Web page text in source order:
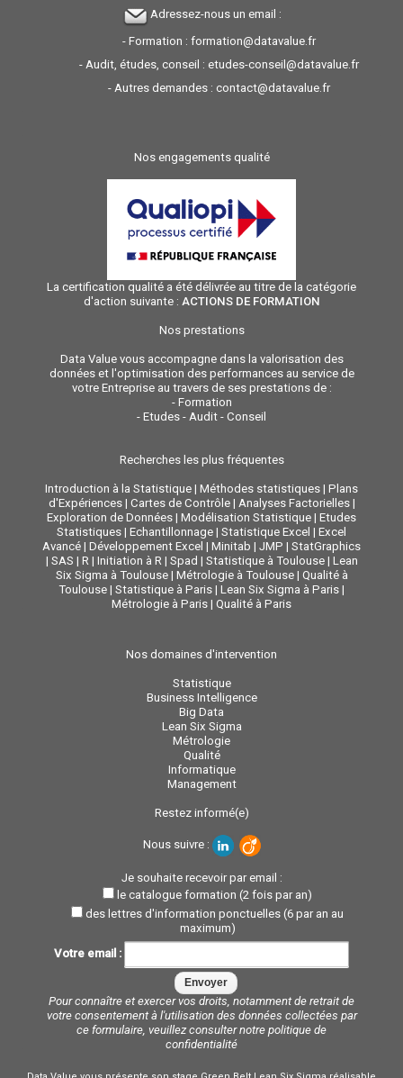
Adressez-nous un email :
- Formation : formation@datavalue.fr
- Audit, études, conseil : etudes-conseil@datavalue.fr
- Autres demandes : contact@datavalue.fr
Nos engagements qualité
La certification qualité a été délivrée au titre de la catégorie
d'action suivante : ACTIONS DE FORMATION
Nos prestations
Data Value vous accompagne dans la valorisation des
données et l'optimisation des performances au service de
votre Entreprise au travers de ses prestations de :
- Formation
- Etudes - Audit - Conseil
Recherches les plus fréquentes
Introduction à la Statistique | Méthodes statistiques | Plans
d'Expériences| Cartes de Contrôle| Analyses Factorielles|
Exploration de Données | Modélisation Statistique | Etudes
Statistiques | Echantillonnage | Statistique Excel | Excel
Avancé | Développement Excel | Minitab | JMP | StatGraphics
| SAS | R | Initiation à R | Spad | Statistique à Toulouse| Lean
Six Sigma à Toulouse| Métrologie à Toulouse| Qualité à
Toulouse | Statistique à Paris | Lean Six Sigma à Paris |
Métrologie à Paris | Qualité à Paris
Nos domaines d'intervention
Statistique
Business Intelligence
Big Data
Lean Six Sigma
Métrologie
Qualité
Informatique
Management
Restez informé(e)
Nous suivre :
Je souhaite recevoir par email :
le catalogue formation (2 fois par an)
des lettres d'information ponctuelles (6 par an au
maximum)
Votre email :
Pour connaître et exercer vos droits, notamment de retrait de
votre consentement à l'utilisation des données collectées par
ce formulaire, veuillez consulter notre politique de
confidentialité